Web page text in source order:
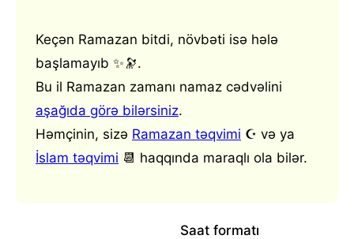
Keçən Ramazan bitdi, növbəti isə hələ
başlamayıb ✨🔭.
Bu il Ramazan zamanı namaz cədvəlini
aşağıda görə bilərsiniz.
Həmçinin, sizə Ramazan təqvimi ☪️ və ya
İslam təqvimi 📆 haqqında maraqlı ola bilər.
Saat formatı